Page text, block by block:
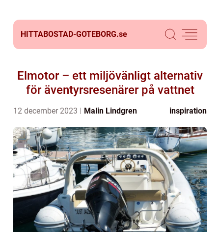
HITTABOSTAD-GOTEBORG.se
Elmotor – ett miljövänligt alternativ
för äventyrsresenärer på vattnet
12 december 2023 Malin Lindgren inspiration